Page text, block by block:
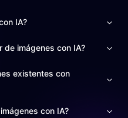
IA?
de imágenes con IA?
existentes con
con IA?